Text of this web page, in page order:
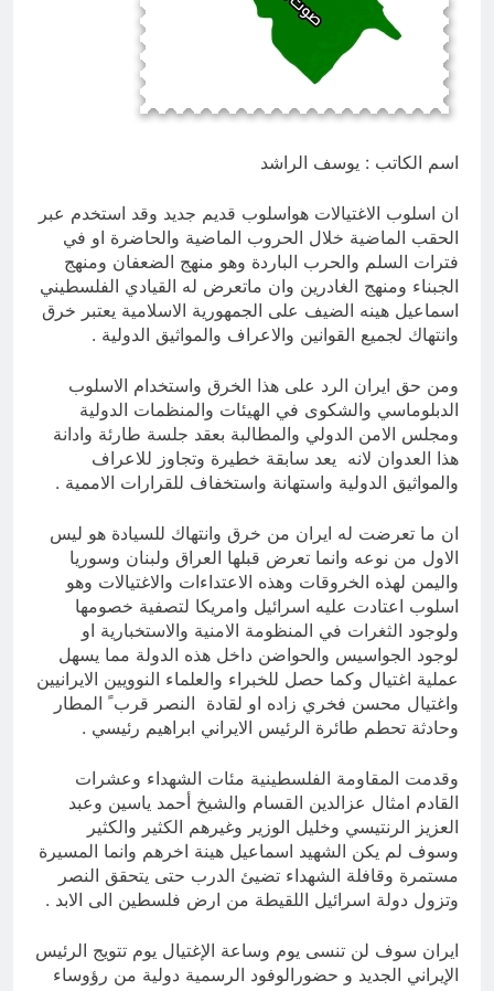
وعمليات النهب
10 ساعات Ago
الشهادة عند الأشوريين ودور الشهيد في
صناعة التاريخ
10 ساعات Ago
اسم الكاتب : يوسف الراشد
ان اسلوب الاغتيالات هواسلوب قديم جديد وقد استخدم عبر
الحقب الماضية خلال الحروب الماضية والحاضرة او في
فترات السلم والحرب الباردة وهو منهج الضعفان ومنهج
الجبناء ومنهج الغادرين وان ماتعرض له القيادي الفلسطيني
اسماعيل هينه الضيف على الجمهورية الاسلامية يعتبر خرق
وانتهاك لجميع القوانين والاعراف والمواثيق الدولية .
ومن حق ايران الرد على هذا الخرق واستخدام الاسلوب
الدبلوماسي والشكوى في الهيئات والمنظمات الدولية
ومجلس الامن الدولي والمطالبة بعقد جلسة طارئة وادانة
هذا العدوان لانه يعد سابقة خطيرة وتجاوز للاعراف
والمواثيق الدولية واستهانة واستخفاف للقرارات الاممية .
ان ما تعرضت له ايران من خرق وانتهاك للسيادة هو ليس
الاول من نوعه وانما تعرض قبلها العراق ولبنان وسوريا
واليمن لهذه الخروقات وهذه الاعتداءات والاغتيالات وهو
اسلوب اعتادت عليه اسرائيل وامريكا لتصفية خصومها
ولوجود الثغرات في المنظومة الامنية والاستخبارية او
لوجود الجواسيس والحواضن داخل هذه الدولة مما يسهل
عملية اغتيال وكما حصل للخبراء والعلماء النوويين الايرانيين
واغتيال محسن فخري زاده او لقادة النصر قرب ً المطار
وحادثة تحطم طائرة الرئيس الايراني ابراهيم رئيسي .
وقدمت المقاومة الفلسطينية مئات الشهداء وعشرات
القادم امثال عزالدين القسام والشيخ أحمد ياسين وعبد
العزيز الرنتيسي وخليل الوزير وغيرهم الكثير والكثير
وسوف لم يكن الشهيد اسماعيل هينة اخرهم وانما المسيرة
مستمرة وقافلة الشهداء تضيئ الدرب حتى يتحقق النصر
وتزول دولة اسرائيل اللقيطة من ارض فلسطين الى الابد .
ايران سوف لن تنسى يوم وساعة الإغتيال يوم تتويج الرئيس
الإيراني الجديد و حضورالوفود الرسمية دولية من رؤوساء